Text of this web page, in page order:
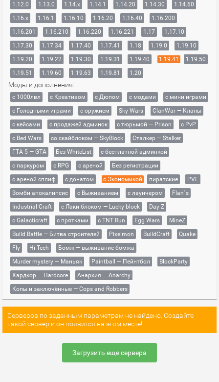
1.12.0
1.13.0 1.14.x 1.14.1 1.14.20 1.14.30
1.14.60
1.16.x
1.16.1 1.16.10 1.16.20 1.16.40
1.16.200
1.16.201
1.16.210 1.16.220 1.16.221 1.17
1.17.10
1.17.30
1.17.34 1.17.40 1.17.41 1.18 1.19.0
1.19.10
1.19.20
1.19.22 1.19.30 1.19.31 1.19.40 1.19.41
1.19.50
1.19.51
1.19.60 1.19.63 1.19.81 1.20
Моды и дополнения:
с 1000лвл c Креативом с Дюпом с модами
с мини играми
с Голодными играми
с оружием Sky Wars
ClanWar — Кланы
с кейсами
с продажей админок с тюрьмой — Prison
с PvP
с Bed Wars
со скайблоком — SkyBlock
Сталкер — Stalker
ГТА 5 — GTA
Без WhiteList
с бесплатной админкой
с паркуром
с RPG с ареной
Без регистрации
с ареной сплиф
с донатом с Экономикой пиратские
PVE
Зомби апокалипсис
с Выживанием с лаунчером
Flan`s
Industrial Craft
с Лаки блоком — Lucky block
Day Z
с Galacticraft
с прятками с TNT Run Egg Wars
MineZ
Build Battle — Битва строителей
Pixelmon BuildCraft
Quake
Fly
Hi-Tech
Бомж — выживание бомжа
Murder mystery — Маньяк
Paintball — Пейнтбол
BlockParty
Хардкор — Hardcore
Анархия — Anarchy
Копы и заключённые — Cops and Robbers
Серверов по заданным параметрам не найдено. Создайте
такой сервер и он появится на этом месте!
Загрузить еще сервера